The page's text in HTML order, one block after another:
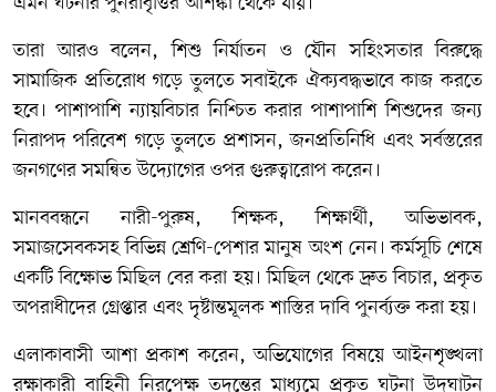
তারা আরও বলেন, শিশু নির্যাতন ও যৌন সহিংসতার বিরুদ্ধে
সামাজিক প্রতিরোধ গড়ে তুলতে সবাইকে ঐক্যবদ্ধভাবে কাজ করতে
হবে। পাশাপাশি ন্যায়বিচার নিশ্চিত করার পাশাপাশি শিশুদের জন্য
নিরাপদ পরিবেশ গড়ে তুলতে প্রশাসন, জনপ্রতিনিধি এবং সর্বস্তরের
জনগণের সমন্বিত উদ্যোগের ওপর গুরুত্বারোপ করেন।
মানববন্ধনে নারী-পুরুষ, শিক্ষক, শিক্ষার্থী, অভিভাবক,
সমাজসেবকসহ বিভিন্ন শ্রেণি-পেশার মানুষ অংশ নেন। কর্মসূচি শেষে
একটি বিক্ষোভ মিছিল বের করা হয়। মিছিল থেকে দ্রুত বিচার, প্রকৃত
অপরাধীদের গ্রেপ্তার এবং দৃষ্টান্তমূলক শাস্তির দাবি পুনর্ব্যক্ত করা হয়।
এলাকাবাসী আশা প্রকাশ করেন, অভিযোগের বিষয়ে আইনশৃঙ্খলা
রক্ষাকারী বাহিনী নিরপেক্ষ তদন্তের মাধ্যমে প্রকৃত ঘটনা উদঘাটন